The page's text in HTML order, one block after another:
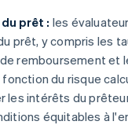
prêt : les
prêt, y compris les
remboursement et
du risque
les intérêts du
équitables à